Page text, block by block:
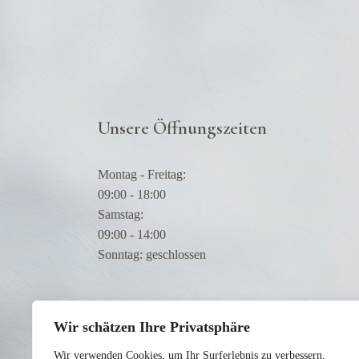
Wir schätzen Ihre Privatsphäre
Wir verwenden Cookies, um Ihr Surferlebnis zu verbessern,
Unsere Öffnungszeiten
Montag - Freitag:
09:00 - 18:00
Samstag:
09:00 - 14:00
Sonntag: geschlossen